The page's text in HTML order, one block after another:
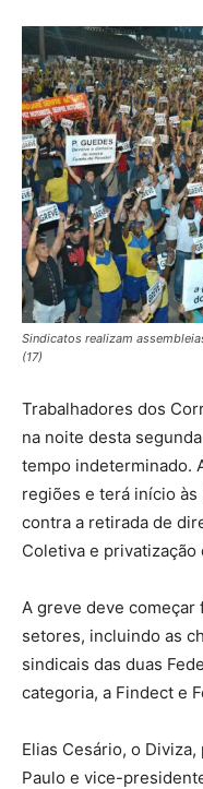
Sindicatos realizam
(17)
Trabalhadores dos
na noite desta
tempo indeterminado.
regiões e terá início às
contra a retirada de
Coletiva e privatização
A greve deve
setores, incluindo as
sindicais das duas
categoria, a Findect e
Elias Cesário, o
Paulo e vice-